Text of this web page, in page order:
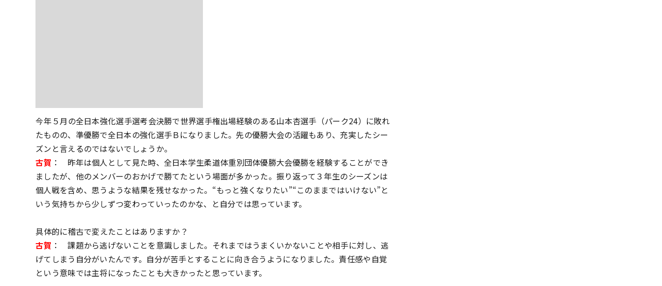
――今年５月の全日本強化選手選考会決勝で世界選手権出場経験のある山本杏選手（パーク24）に敗れ
たものの、準優勝で全日本の強化選手Ｂになりました。先の優勝大会の活躍もあり、充実したシー
ズンと言えるのではないでしょうか。
古賀 ： 昨年は個人として見た時、全日本学生柔道体重別団体優勝大会優勝を経験することができ
ましたが、他のメンバーのおかげで勝てたという場面が多かった。振り返って３年生のシーズンは
個人戦を含め、思うような結果を残せなかった。“もっと強くなりたい”“このままではいけない”と
いう気持ちから少しずつ変わっていったのかな、と自分では思っています。
――具体的に稽古で変えたことはありますか？
古賀 ： 課題から逃げないことを意識しました。それまではうまくいかないことや相手に対し、逃
げてしまう自分がいたんです。自分が苦手とすることに向き合うようになりました。責任感や自覚
という意味では主将になったことも大きかったと思っています。